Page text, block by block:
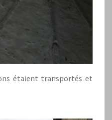
étaient transportés et